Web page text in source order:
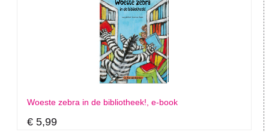
Woeste zebra in de bibliotheek!, e-book
€ 5,99